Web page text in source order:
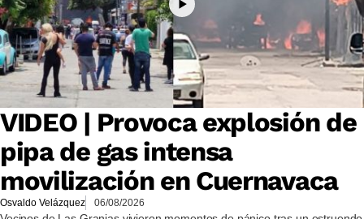
VIDEO | Provoca explosión de
pipa de gas intensa
movilización en Cuernavaca
Osvaldo Velázquez 06/08/2026